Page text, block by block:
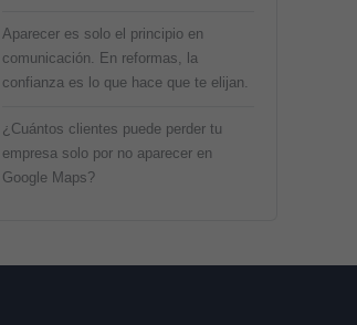
Aparecer es solo el principio en
comunicación. En reformas, la
confianza es lo que hace que te elijan.
¿Cuántos clientes puede perder tu
empresa solo por no aparecer en
Google Maps?